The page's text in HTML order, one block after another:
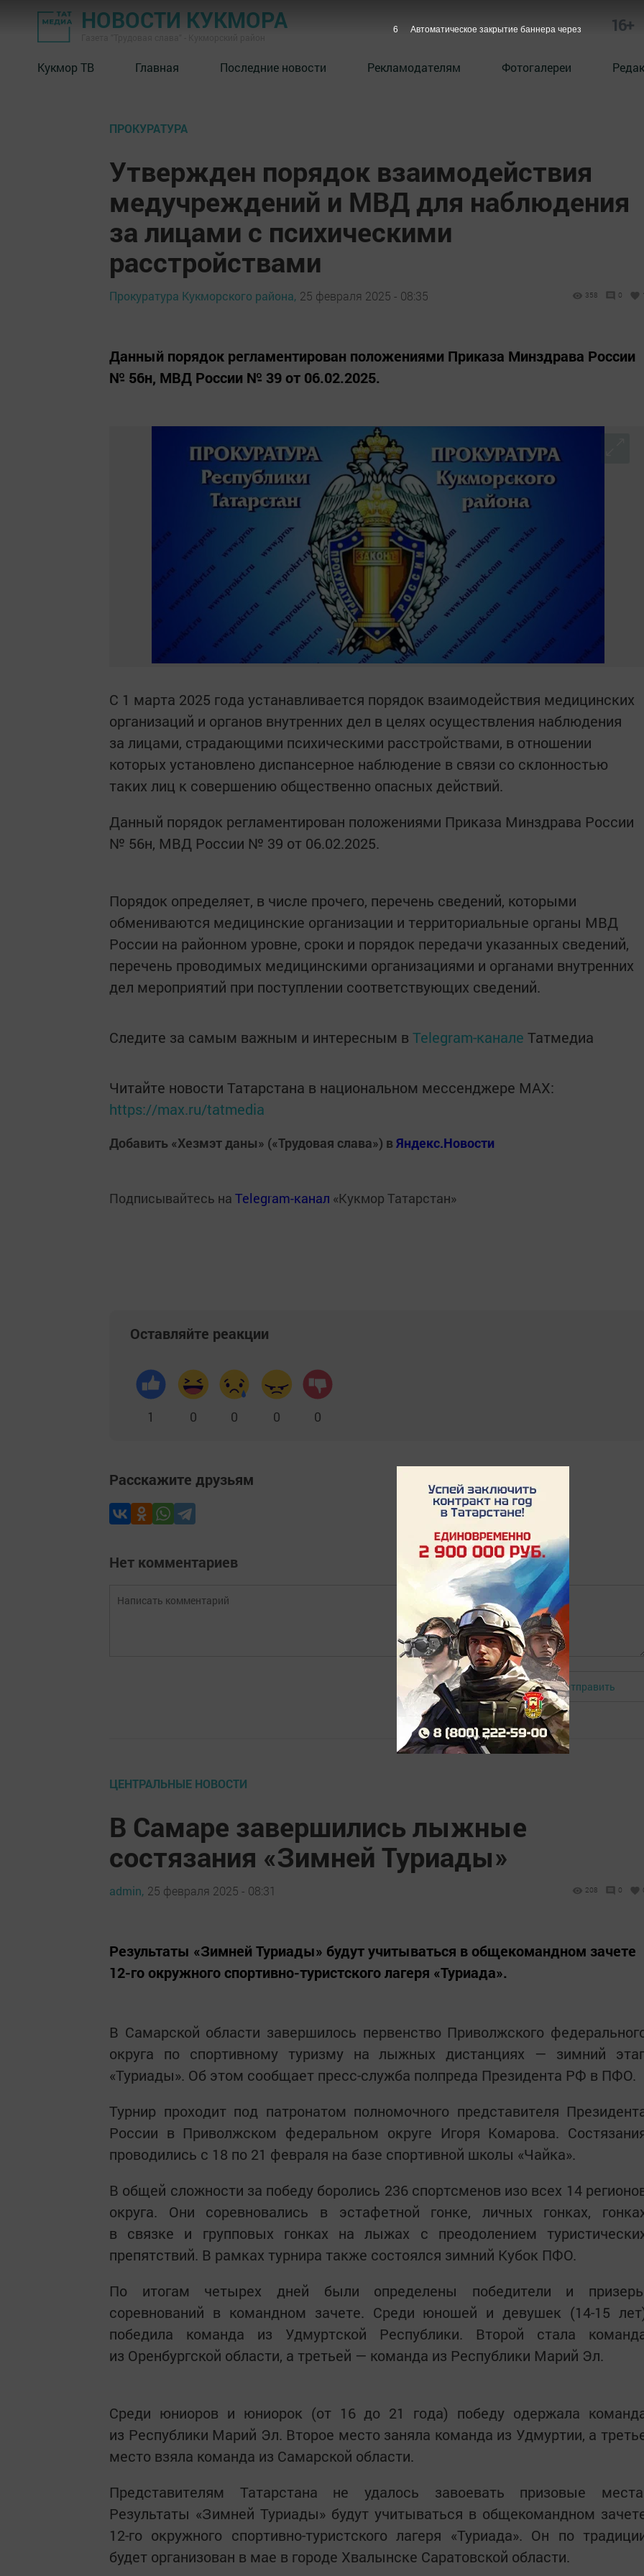
НОВОСТИ КУКМОРА 16+
Кукмор ТВ Главная Последние новости Рекламодателям Фотогалереи
ПРОКУРАТУРА
Утвержден порядок взаимодействия
медучреждений и МВД для наблюдения
за лицами с психическими
расстройствами
Прокуратура Кукморского района, 25 февраля 2025 - 08:35 358 0
Данный порядок регламентирован положениями Приказа Минздрава России
№ 56н, МВД России № 39 от 06.02.2025.
С 1 марта 2025 года устанавливается порядок взаимодействия медицинских
организаций и органов внутренних дел в целях осуществления наблюдения
за лицами, страдающими психическими расстройствами, в отношении
которых установлено диспансерное наблюдение в связи со склонностью
таких лиц к совершению общественно опасных действий.
Данный порядок регламентирован положениями Приказа Минздрава России
№ 56н, МВД России № 39 от 06.02.2025.
Порядок определяет, в числе прочего, перечень сведений, которыми
обмениваются медицинские организации и территориальные органы МВД
России на районном уровне, сроки и порядок передачи указанных сведений,
перечень проводимых медицинскими организациями и органами внутренних
дел мероприятий при поступлении соответствующих сведений.
Следите за самым важным и интересным в Telegram-канале Татмедиа
Читайте новости Татарстана в национальном мессенджере MАХ:
https://max.ru/tatmedia
Добавить «Хезмэт даны» («Трудовая слава») вЯндекс.Новости
Подписывайтесь на Telegram-канал «Кукмор Татарстан»
Оставляйте реакции
1 0 0 0 0
Расскажите друзьям
Нет комментариев
Авторизоваться Отправить
ЦЕНТРАЛЬНЫЕ НОВОСТИ
В Самаре завершились лыжные
состязания «Зимней Туриады»
admin, 25 февраля 2025 - 08:31 208 0
Результаты «Зимней Туриады» будут учитываться в общекомандном зачете
12-го окружного спортивно-туристского лагеря «Туриада».
В Самарской области завершилось первенство Приволжского
округа по спортивному туризму на лыжных дистанциях — зимний
«Туриады». Об этом сообщает пресс-служба полпреда Президента РФ в ПФО.
Турнир проходит под патронатом полномочного представителя
России в Приволжском федеральном округе Игоря Комарова.
проводились с 18 по 21 февраля на базе спортивной школы «Чайка».
В общей сложности за победу боролись 236 спортсменов изо всех 14
округа. Они соревновались в эстафетной гонке, личных гонках,
в связке и групповых гонках на лыжах с преодолением
препятствий. В рамках турнира также состоялся зимний Кубок ПФО.
По итогам четырех дней были определены победители и
соревнований в командном зачете. Среди юношей и девушек (14-15
победила команда из Удмуртской Республики. Второй стала
из Оренбургской области, а третьей — команда из Республики Марий Эл.
Среди юниоров и юниорок (от 16 до 21 года) победу одержала
из Республики Марий Эл. Второе место заняла команда из Удмуртии, а
место взяла команда из Самарской области.
Представителям Татарстана не удалось завоевать призовые
Результаты «Зимней Туриады» будут учитываться в общекомандном
12-го окружного спортивно-туристского лагеря «Туриада». Он по
будет организован в мае в городе Хвалынске Саратовской области.
5 Автоматическое закрытие баннера через